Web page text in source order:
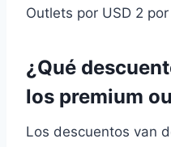
Outlets por USD 2
¿Qué
los premium
Los descuentos van